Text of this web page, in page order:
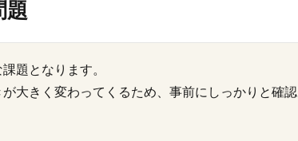
題
題となります。
大きく変わってくるため、事前にしっかりと確認